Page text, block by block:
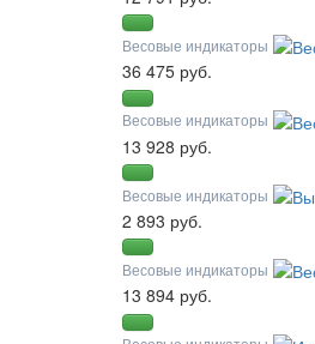
Весовые индикаторы
36 475 руб.
Весовые индикаторы
13 928 руб.
Весовые индикаторы
2 893 руб.
Весовые индикаторы
13 894 руб.